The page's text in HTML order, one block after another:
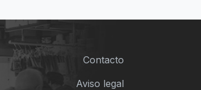
Contacto
Aviso legal